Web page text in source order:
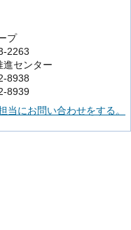
プ
2263
進センター
8938
8939
当にお問い合わせをする。